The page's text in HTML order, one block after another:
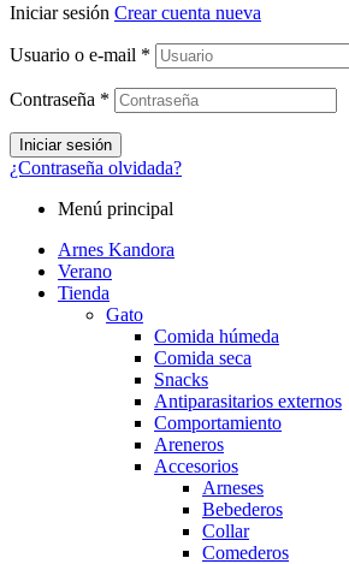
Iniciar sesión Crear cuenta nueva
Usuario o e-mail *
Contraseña *
Iniciar sesión
¿Contraseña olvidada?
Menú principal
Arnes Kandora
Verano
Tienda
Gato
Comida húmeda
Comida seca
Snacks
Antiparasitarios externos
Comportamiento
Areneros
Accesorios
Arneses
Bebederos
Collar
Comederos